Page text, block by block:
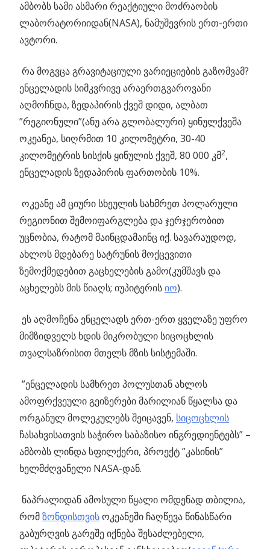
ამბობს სამი ასმარი რეაქტიული მოძრაობის
ლაბორატორიიდან(NASA), ნამუშევრის ერთ-ერთი
ავტორი.
რა მოგვცა გრავიტაციული ვარიეციების გაზომვამ?
ენცელადის სიმკვრივე არაერთგვაროვანი
აღმოჩნდა, ზედაპირის ქვეშ დიდი, ალბათ
”რეგიონული”(ანუ არა გლობალური) ყინულქვეშა
ოკეანეა, სიღრმით 10 კილომეტრი, 30-40
კილომეტრის სისქის ყინულის ქვეშ, 80 000 კმ2,
ენცელადის ზედაპირის ფართობის 10%.
ოკეანე ამ ციური სხეულის სახმრეთ პოლარული
რეგიონით შემოიფარგლება და ჯერჯერობით
უცნობია, რატომ მაინცდამაინც იქ. სავარაუდოდ,
ახლოს მდებარე სატრუნის მოქცევითი
ზემოქმედებით გაცხელების გამო(კუმშავს და
აცხელებს მის წიაღს; იუპიტერისიო).
ეს აღმოჩენა ენცელადს ერთ-ერთ ყველაზე უფრო
მიმზიდველს ხდის მიკრობული სიცოცხლის
თვალსაზრისით მთელს მზის სისტემაში.
”ენცელადის სამხრეთ პოლუსთან ახლოს
ამოფრქვეული გეიზერები მარილიან წყალსა და
ორგანულ მოლეკულებს შეიცავენ, სიცოცხლის
ჩასახვისათვის საჭირო საბაზისო ინგრედიენტებს” –
ამბობს ლინდა სფილქერი, პროექტ ”კასინის”
ხელმძღვანელი NASA-დან.
ნაპრალიდან ამოსული წყალი ომდენად თბილია,
რომზონდისთვისოკეანეში ჩაღწევა წინასწარი
გაბურღვის გარეშე იქნება შესაძლებელი,